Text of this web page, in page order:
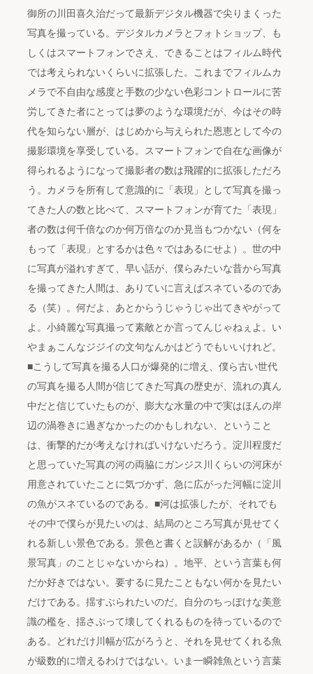
御所の川田喜久治だって最新デジタル機器で尖りまくった
写真を撮っている。デジタルカメラとフォトショップ、も
しくはスマートフォンでさえ、できることはフィルム時代
では考えられないくらいに拡張した。これまでフィルムカ
メラで不自由な感度と手数の少ない色彩コントロールに苦
労してきた者にとっては夢のような環境だが、今はその時
代を知らない層が、はじめから与えられた恩恵として今の
撮影環境を享受している。スマートフォンで自在な画像が
得られるようになって撮影者の数は飛躍的に拡張しただろ
う。カメラを所有して意識的に「表現」として写真を撮っ
てきた人の数と比べて、スマートフォンが育てた「表現」
者の数は何千倍なのか何万倍なのか見当もつかない（何を
もって「表現」とするかは色々ではあるにせよ）。世の中
に写真が溢れすぎて、早い話が、僕らみたいな昔から写真
を撮ってきた人間は、ありていに言えばスネているのであ
る（笑）。何だよ、あとからうじゃうじゃ出てきやがって
よ。小綺麗な写真撮って素敵とか言ってんじゃねぇよ。い
やまぁこんなジジイの文句なんかはどうでもいいけれど。
■こうして写真を撮る人口が爆発的に増え、僕ら古い世代
の写真を撮る人間が信じてきた写真の歴史が、流れの真ん
中だと信じていたものが、膨大な水量の中で実はほんの岸
辺の渦巻きに過ぎなかったのかもしれない、ということ
は、衝撃的だが考えなければいけないだろう。淀川程度だ
と思っていた写真の河の両脇にガンジス川くらいの河床が
用意されていたことに気づかず、急に広がった河幅に淀川
の魚がスネているのである。■河は拡張したが、それでも
その中で僕らが見たいのは、結局のところ写真が見せてく
れる新しい景色である。景色と書くと誤解があるか（「風
景写真」のことじゃないからね）。地平、という言葉も何
だか好きではない。要するに見たこともない何かを見たい
だけである。揺すぶられたいのだ。自分のちっぽけな美意
識の檻を、揺さぶって壊してくれるものを待っているので
ある。どれだけ川幅が広がろうと、それを見せてくれる魚
が級数的に増えるわけではない。いま一瞬雑魚という言葉